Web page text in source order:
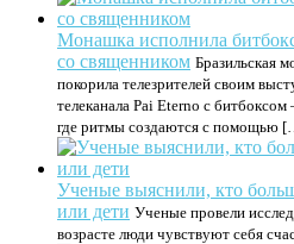
Монашка исполнила
со священником Бразильская
покорила телезрителей своим
телеканала Pai Eterno с
где ритмы создаются с помощью
Ученые выяснили, кто
или дети Ученые провели
возрасте люди чувствуют себя